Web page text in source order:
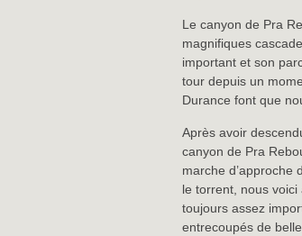
Le canyon de Pra
magnifiques
important et son
tour depuis un
Durance font que
Après avoir
canyon de Pra
marche d’approche
le torrent, nous
toujours assez
entrecoupés de